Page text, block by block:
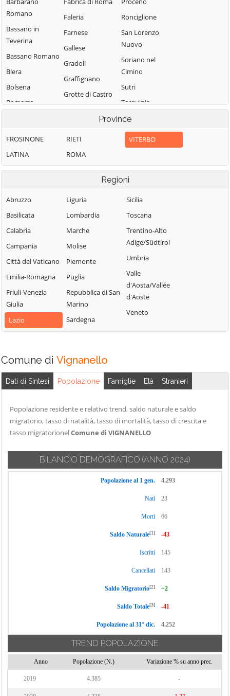
Romano
Bassano in
Teverina
Bassano Romano
Blera
Bolsena
Bomarzo
Capodimonte
Caprarola
Carbognano
Castel Sant'Elia
Castiglione in
Teverina
Faleria
Farnese
Gallese
Gradoli
Graffignano
Grotte di Castro
Ischia di Castro
Lubriano
Marta
Montalto di
Monte Romano
Montefiascone
Monterosi
Nepi
Onano
Ronciglione
San Lorenzo
Nuovo
Soriano nel
Cimino
Sutri
Tarquinia
Tessennano
Tuscania
Valentano
Vallerano
Vasanello
Vejano
Vignanello
Villa San
Giovanni in
Viterbo
Vitorchiano
Province
FROSINONE
LATINA
RIETI
ROMA
VITERBO
Regioni
Abruzzo
Basilicata
Calabria
Campania
Città del Vaticano
Emilia-Romagna
Friuli-Venezia
Giulia
Lazio
Liguria
Lombardia
Marche
Molise
Piemonte
Puglia
Repubblica di San
Marino
Sardegna
Sicilia
Toscana
Trentino-Alto
Adige/Südtirol
Umbria
Valle
d'Aosta/Vallée
d'Aoste
Veneto
Comune di Vignanello
Dati di Sintesi Popolazione Famiglie Età Stranieri
Popolazione residente e relativo trend, saldo naturale e saldo
migratorio, tasso di natalità, tasso di mortalità, tasso di crescita e
tasso migratorionelComune di VIGNANELLO
BILANCIO DEMOGRAFICO (ANNO 2024)
Popolazione al 1 gen. 4.293
Nati 23
Morti 66
Saldo Naturale[1] -43
Iscritti 145
Cancellati 143
Saldo Migratorio[2] +2
Saldo Totale[3] -41
Popolazione al 31° dic. 4.252
TREND POPOLAZIONE
Anno Popolazione (N.) Variazione % su anno prec.
2019 4.385 -